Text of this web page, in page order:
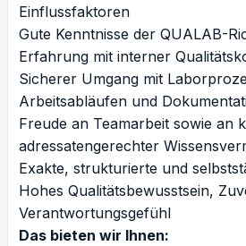
Einflussfaktoren
Gute Kenntnisse der QUALAB-
Erfahrung mit interner
Sicherer Umgang mit
Arbeitsabläufen und
Freude an Teamarbeit sowie an
adressatengerechter
Exakte, strukturierte und
Hohes Qualitätsbewusstsein,
Verantwortungsgefühl
Das bieten wir Ihnen: